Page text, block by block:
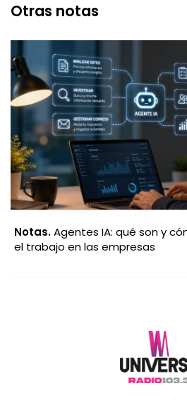
Otras notas
Notas.Agentes IA: qué son y
el trabajo en las empresas